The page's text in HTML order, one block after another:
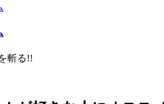
斬る!!